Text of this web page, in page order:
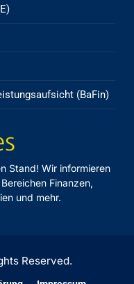
(BaFin)
Stand! Wir informieren
Finanzen,
und mehr.
Reserved.